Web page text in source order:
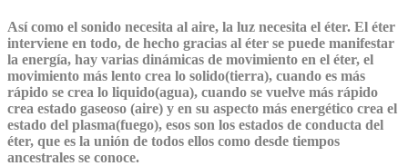
Así como el sonido necesita al aire, la luz necesita el éter. El éter
interviene en todo, de hecho gracias al éter se puede manifestar
la energía, hay varias dinámicas de movimiento en el éter, el
movimiento más lento crea lo solido(tierra), cuando es más
rápido se crea lo liquido(agua), cuando se vuelve más rápido
crea estado gaseoso (aire) y en su aspecto más energético crea el
estado del plasma(fuego), esos son los estados de conducta del
éter, que es la unión de todos ellos como desde tiempos
ancestrales se conoce.